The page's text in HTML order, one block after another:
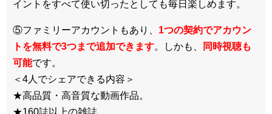
イントをすべて使い切ったとしても毎日楽しめます。
⑤ファミリーアカウントもあり、 1つの契約でアカウン
トを無料で3つまで追加できます。しかも、
同時視聴も
可能です。
＜4人でシェアできる内容＞
★高品質・高音質な動画作品。
★160誌以上の雑誌。